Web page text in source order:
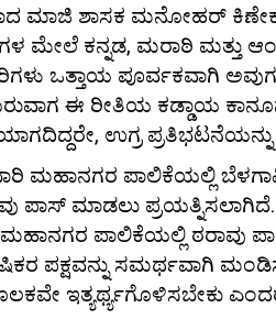
ಮಾಜಿ ಶಾಸಕ ಮನೋಹರ್
ಕನ್ನಡ, ಮರಾಠಿ ಮತ್ತು
ಒತ್ತಾಯ ಪೂರ್ವಕವಾಗಿ
ಈ ರೀತಿಯ ಕಡ್ಡಾಯ
ಉಗ್ರ ಪ್ರತಿಭಟನೆಯನ್ನು
ಮಹಾನಗರ ಪಾಲಿಕೆಯಲ್ಲಿ
ಮಾಡಲು ಪ್ರಯತ್ನಿಸಲಾಗಿದೆ.
ಪಾಲಿಕೆಯಲ್ಲಿ ಠರಾವು
ಪಕ್ಷವನ್ನು ಸಮರ್ಥವಾಗಿ
ಇತ್ಯರ್ಥ್ಯಗೊಳಿಸಬೇಕು